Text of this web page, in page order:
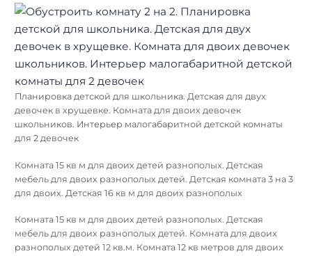
Планировка детской для школьника. Детская для двух
девочек в хрущевке. Комната для двоих девочек
школьников. Интерьер малогабаритной детской комнаты
для 2 девочек
Комната 15 кв м для двоих детей разнополых. Детская
мебель для двоих разнополых детей. Детская комната 3 на 3